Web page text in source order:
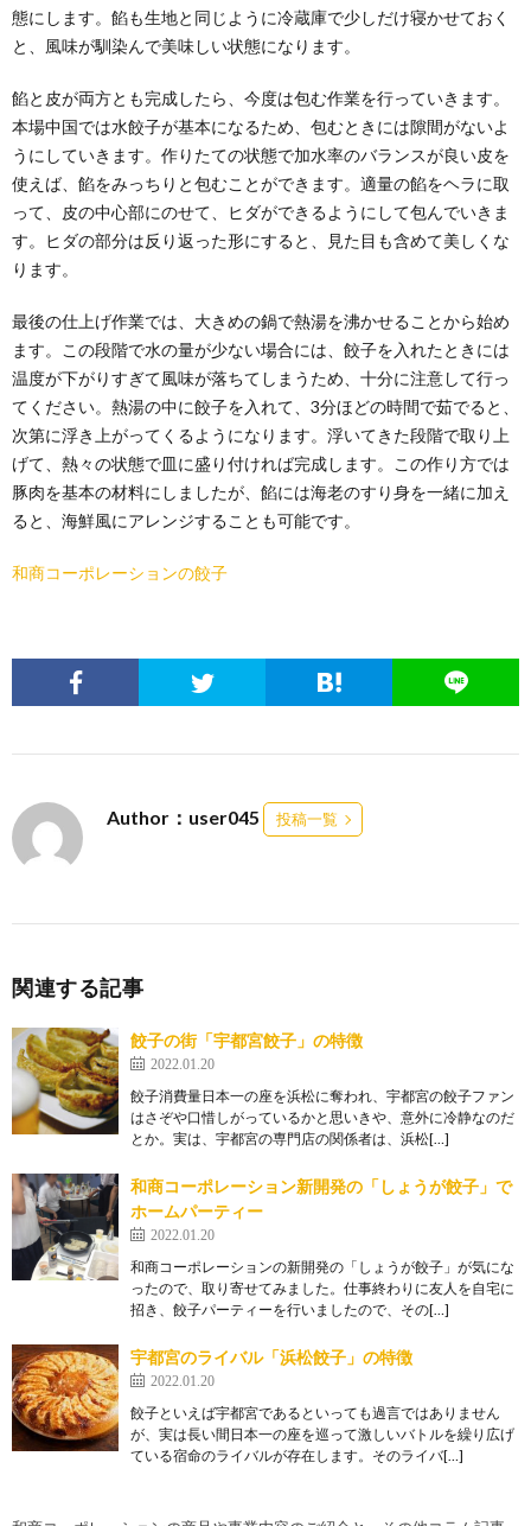
態にします。餡も生地と同じように冷蔵庫で少しだけ寝かせておく
と、風味が馴染んで美味しい状態になります。
餡と皮が両方とも完成したら、今度は包む作業を行っていきます。
本場中国では水餃子が基本になるため、包むときには隙間がないよ
うにしていきます。作りたての状態で加水率のバランスが良い皮を
使えば、餡をみっちりと包むことができます。適量の餡をヘラに取
って、皮の中心部にのせて、ヒダができるようにして包んでいきま
す。ヒダの部分は反り返った形にすると、見た目も含めて美しくな
ります。
最後の仕上げ作業では、大きめの鍋で熱湯を沸かせることから始め
ます。この段階で水の量が少ない場合には、餃子を入れたときには
温度が下がりすぎて風味が落ちてしまうため、十分に注意して行っ
てください。熱湯の中に餃子を入れて、3分ほどの時間で茹でると、
次第に浮き上がってくるようになります。浮いてきた段階で取り上
げて、熱々の状態で皿に盛り付ければ完成します。この作り方では
豚肉を基本の材料にしましたが、餡には海老のすり身を一緒に加え
ると、海鮮風にアレンジすることも可能です。
和商コーポレーションの餃子
Author：user045 投稿一覧
関連する記事
餃子の街「宇都宮餃子」の特徴
2022.01.20
餃子消費量日本一の座を浜松に奪われ、宇都宮の餃子ファン
はさぞや口惜しがっているかと思いきや、意外に冷静なのだ
とか。実は、宇都宮の専門店の関係者は、浜松[…]
和商コーポレーション新開発の「しょうが餃子」で
ホームパーティー
2022.01.20
和商コーポレーションの新開発の「しょうが餃子」が気にな
ったので、取り寄せてみました。仕事終わりに友人を自宅に
招き、餃子パーティーを行いましたので、その[…]
宇都宮のライバル「浜松餃子」の特徴
2022.01.20
餃子といえば宇都宮であるといっても過言ではありません
が、実は長い間日本一の座を巡って激しいバトルを繰り広げ
ている宿命のライバルが存在します。そのライバ[…]